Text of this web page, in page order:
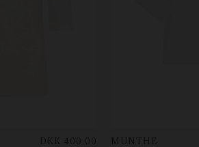
DKK 400,00 MUNTHE